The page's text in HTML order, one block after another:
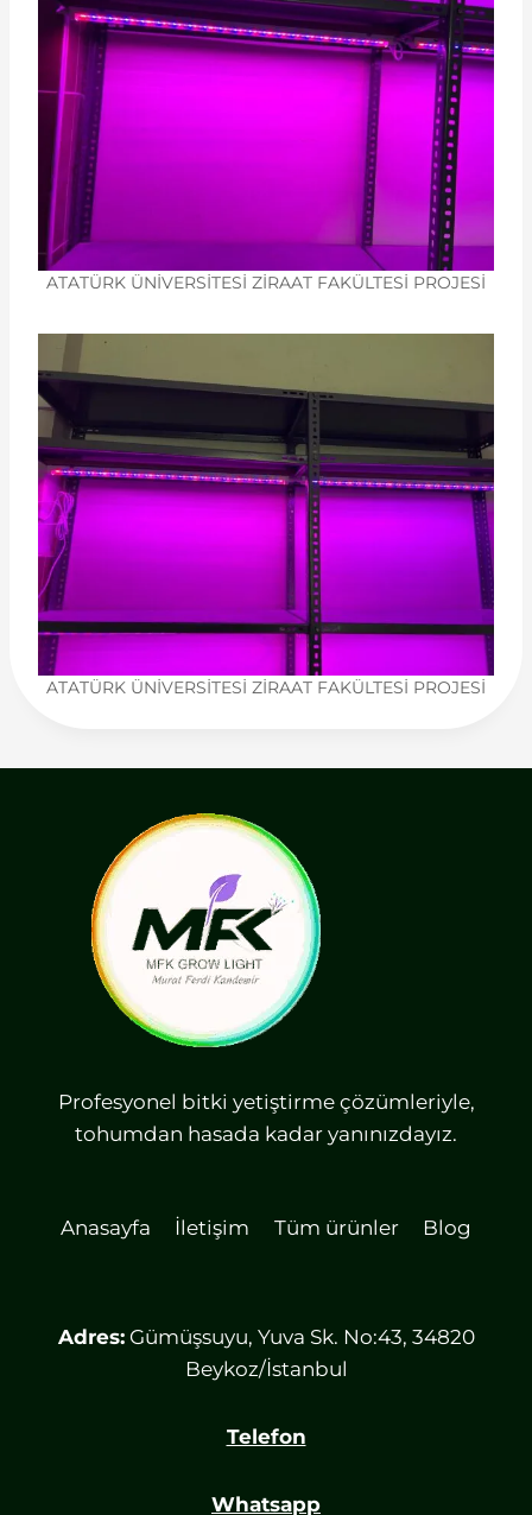
ATATÜRK ÜNİVERSİTESİ ZİRAAT FAKÜLTESİ PROJESİ
ATATÜRK ÜNİVERSİTESİ ZİRAAT FAKÜLTESİ PROJESİ
Profesyonel bitki yetiştirme çözümleriyle,
tohumdan hasada kadar yanınızdayız.
Anasayfa İletişim Tüm ürünler Blog
Adres:Gümüşsuyu, Yuva Sk. No:43, 34820
Beykoz/İstanbul
Telefon
Whatsapp